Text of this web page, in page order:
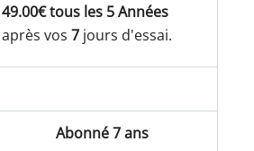
49.00€ tous les 5 Années
après vos7 jours d'essai.
Abonné 7 ans